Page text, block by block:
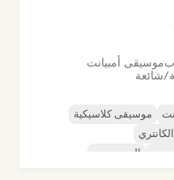
موسيقى أمبيانت
شائعة
موسيقى كلاسيكية
الهيب هوب